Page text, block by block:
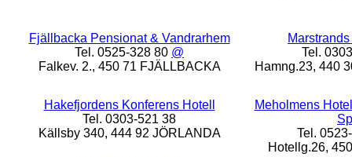
Fjällbacka Pensionat & Vandrarhem
Tel. 0525-328 80 @
Falkev. 2., 450 71 FJÄLLBACKA
Tel.
Hamng.23, 440
Hakefjordens Konferens Hotell
Tel. 0303-521 38
Källsby 340, 444 92 JÖRLANDA
Meholmens
Tel.
Hotellg.26,